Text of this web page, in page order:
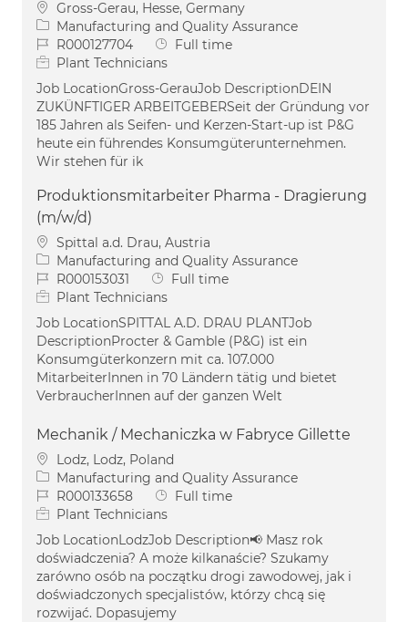
Location
Gross-Gerau, Hesse, Germany
Category
Manufacturing and Quality Assurance
Job IdR000127704 Job Type
Full time
Plant Technicians
Job LocationGross-GerauJob DescriptionDEIN
ZUKÜNFTIGER ARBEITGEBERSeit der Gründung vor
185 Jahren als Seifen- und Kerzen-Start-up ist P&G
heute ein führendes Konsumgüterunternehmen.
Wir stehen für ik
Produktionsmitarbeiter Pharma - Dragierung
(m/w/d)
Location
Spittal a.d. Drau, Austria
Category
Manufacturing and Quality Assurance
Job IdR000153031 Job Type
Full time
Plant Technicians
Job LocationSPITTAL A.D. DRAU PLANTJob
DescriptionProcter & Gamble (P&G) ist ein
Konsumgüterkonzern mit ca. 107.000
MitarbeiterInnen in 70 Ländern tätig und bietet
VerbraucherInnen auf der ganzen Welt
Mechanik / Mechaniczka w Fabryce Gillette
Location
Lodz, Lodz, Poland
Category
Manufacturing and Quality Assurance
Job IdR000133658 Job Type
Full time
Plant Technicians
Job LocationLodzJob Description📢 Masz rok
doświadczenia? A może kilkanaście? Szukamy
zarówno osób na początku drogi zawodowej, jak i
doświadczonych specjalistów, którzy chcą się
rozwijać. Dopasujemy